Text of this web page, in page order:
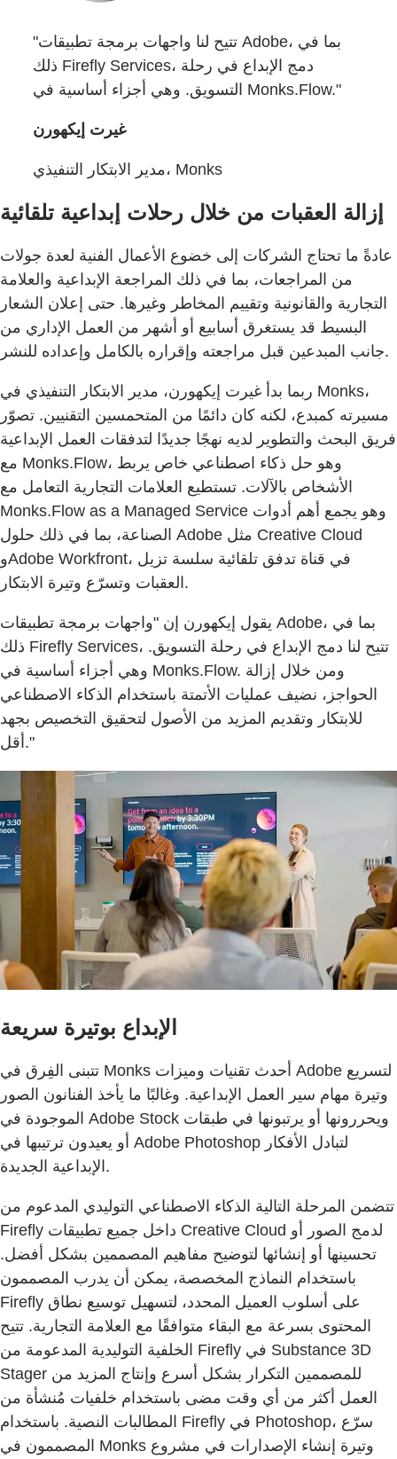
"تتيح لنا واجهات برمجة تطبيقات Adobe، بما في
ذلك Firefly Services، دمج الإبداع في رحلة
التسويق. وهي أجزاء أساسية في Monks.Flow."
غيرت إيكهورن
مدير الابتكار التنفيذي، Monks
إزالة العقبات من خلال رحلات إبداعية تلقائية
عادةً ما تحتاج الشركات إلى خضوع الأعمال الفنية لعدة جولات
من المراجعات، بما في ذلك المراجعة الإبداعية والعلامة
التجارية والقانونية وتقييم المخاطر وغيرها. حتى إعلان الشعار
البسيط قد يستغرق أسابيع أو أشهر من العمل الإداري من
جانب المبدعين قبل مراجعته وإقراره بالكامل وإعداده للنشر.
ربما بدأ غيرت إيكهورن، مدير الابتكار التنفيذي في Monks،
مسيرته كمبدع، لكنه كان دائمًا من المتحمسين التقنيين. تصوّر
فريق البحث والتطوير لديه نهجًا جديدًا لتدفقات العمل الإبداعية
مع Monks.Flow، وهو حل ذكاء اصطناعي خاص يربط
الأشخاص بالآلات. تستطيع العلامات التجارية التعامل مع
Monks.Flow as a Managed Service وهو يجمع أهم أدوات
الصناعة، بما في ذلك حلول Adobe مثل Creative Cloud
وAdobe Workfront، في قناة تدفق تلقائية سلسة تزيل
العقبات وتسرّع وتيرة الابتكار.
يقول إيكهورن إن "واجهات برمجة تطبيقات Adobe، بما في
ذلك Firefly Services، تتيح لنا دمج الإبداع في رحلة التسويق.
وهي أجزاء أساسية في Monks.Flow. ومن خلال إزالة
الحواجز، نضيف عمليات الأتمتة باستخدام الذكاء الاصطناعي
للابتكار وتقديم المزيد من الأصول لتحقيق التخصيص بجهد
أقل."
الإبداع بوتيرة سريعة
تتبنى الفِرق في Monks أحدث تقنيات وميزات Adobe لتسريع
وتيرة مهام سير العمل الإبداعية. وغالبًا ما يأخذ الفنانون الصور
الموجودة في Adobe Stock ويحررونها أو يرتبونها في طبقات
أو يعيدون ترتيبها في Adobe Photoshop لتبادل الأفكار
الإبداعية الجديدة.
تتضمن المرحلة التالية الذكاء الاصطناعي التوليدي المدعوم من
Firefly داخل جميع تطبيقات Creative Cloud لدمج الصور أو
تحسينها أو إنشائها لتوضيح مفاهيم المصممين بشكل أفضل.
باستخدام النماذج المخصصة، يمكن أن يدرب المصممون
Firefly على أسلوب العميل المحدد، لتسهيل توسيع نطاق
المحتوى بسرعة مع البقاء متوافقًا مع العلامة التجارية. تتيح
الخلفية التوليدية المدعومة من Firefly في Substance 3D
Stager للمصممين التكرار بشكل أسرع وإنتاج المزيد من
العمل أكثر من أي وقت مضى باستخدام خلفيات مُنشأة من
المطالبات النصية. باستخدام Firefly في Photoshop، سرّع
المصممون في Monks وتيرة إنشاء الإصدارات في مشروع